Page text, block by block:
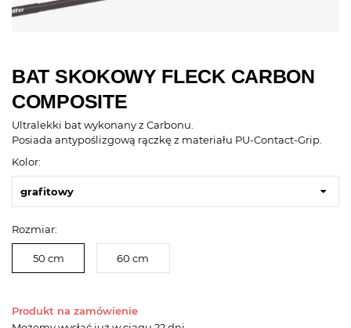
BAT SKOKOWY FLECK CARBON
COMPOSITE
Ultralekki bat wykonany z Carbonu.
Posiada antypoślizgową rączkę z materiału PU-Contact-Grip.
Kolor:
grafitowy
Rozmiar:
50 cm 60 cm
Produkt na zamówienie